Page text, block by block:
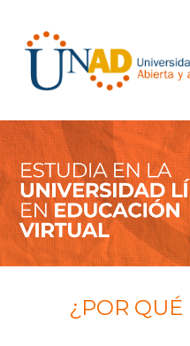
¿POR QUÉ